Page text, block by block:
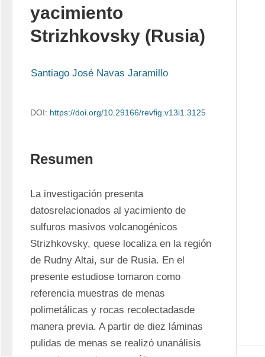
yacimiento
Strizhkovsky (Rusia)
Santiago José Navas Jaramillo
DOI: https://doi.org/10.29166/revfig.v13i1.3125
Resumen
La investigación presenta
datosrelacionados al yacimiento de
sulfuros masivos volcanogénicos
Strizhkovsky, quese localiza en la región
de Rudny Altai, sur de Rusia. En el
presente estudiose tomaron como
referencia muestras de menas
polimetálicas y rocas recolectadasde
manera previa. A partir de diez láminas
pulidas de menas se realizó unanálisis